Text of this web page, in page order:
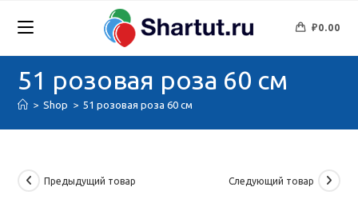
₽0.00
51 розовая роза 60 см
> Shop > 51 розовая роза 60 см
Предыдущий товар Следующий товар